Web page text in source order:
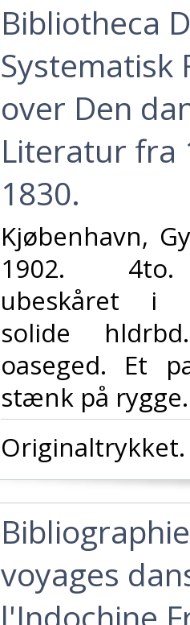
‎Bibliotheca
Systematisk
over Den
Literatur fra
1830.‎
‎Kjøbenhavn,
1902. 4to.
ubeskåret i
solide
oaseged. Et
stænk på rygge.‎
‎Originaltrykket.‎
voyages